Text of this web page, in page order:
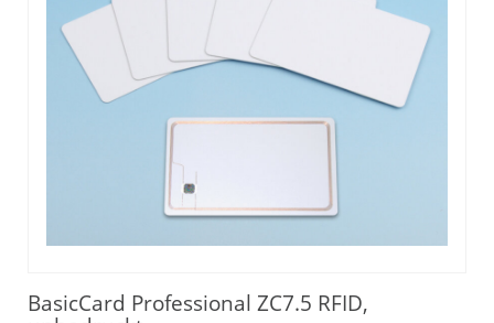
BasicCard Professional ZC7.5 RFID,